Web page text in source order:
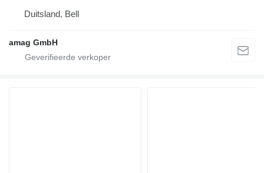
Duitsland, Bell
amag GmbH